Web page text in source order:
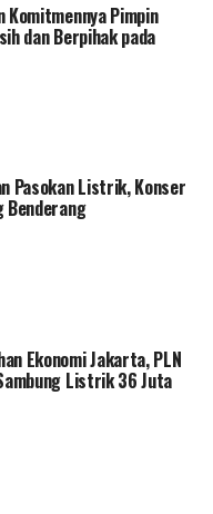
Komitmennya Pimpin
dan Berpihak pada
Pasokan Listrik, Konser
Benderang
Ekonomi Jakarta, PLN
Listrik 36 Juta